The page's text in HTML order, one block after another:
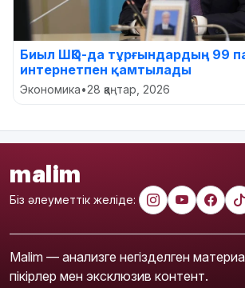
Биыл ШҚО-да тұрғындардың 99
интернетпен қамтылады
Экономика•28 қаңтар, 2026
malim
Біз әлеуметтік желіде:
Malim — анализге негізделген
пікірлер мен эксклюзив контент.